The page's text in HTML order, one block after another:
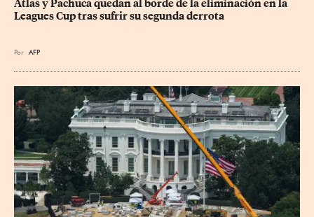
Atlas y Pachuca quedan al borde de la eliminación en la
Leagues Cup tras sufrir su segunda derrota
Por AFP